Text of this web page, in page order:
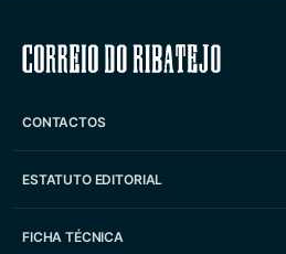
Correio do
CONTACTOS
ESTATUTO EDITORIAL
FICHA TÉCNICA